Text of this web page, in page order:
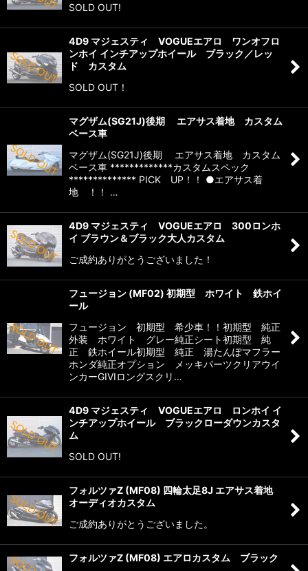
SOLD OUT!
4D9 マジェスティ VOGUEエアロ ワンオフロ
ンホイ インチアップホイール ブラック／レッ
ド カスタム
SOLD OUT！
マグザム(SG21J)後期 エアサス着地 カスタム
ベース車
マグザム(SG21J)後期 エアサス着地 カスタム
ベース車 *************カスタムスペック
************** PICK UP！！ ●エアサス着
地 ！！ …
4D9 マジェスティ VOGUEエアロ 300ロンホ
イ ブラウン＆ブラック大人カスタム
ご成約ありがとうございました！
フュージョン (MF02) 初期型 ホワイト 鉄ホイ
ール
フュージョン 初期型 希少車！！初期型 純正
外装 ホワイト グレー純正シート初期型 純
正 鉄ホイール初期型 純正 湯たんぽマフラー
ホンダ純正オプション メッキパーツクリアウイ
ンカーGIVIロングスクリ…
4D9 マジェスティ VOGUEエアロ ロンホイ イ
ンチアップホイール ブラックローダウンカスタ
ム
SOLD OUT!
フォルツァZ (MF08) 四輪太足8J エアサス着地
オーディオカスタム
ご成約ありがとうございました。
フォルツァZ (MF08) エアロカスタム ブラック